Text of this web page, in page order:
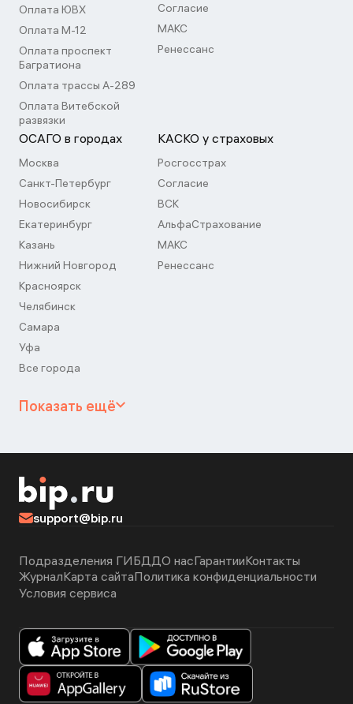
Оплата ЮВХ
Оплата М-12
Оплата проспект
Багратиона
Оплата трассы А-289
Оплата Витебской
развязки
Согласие
МАКС
Ренессанс
ОСАГО в городах
Москва
Санкт-Петербург
Новосибирск
Екатеринбург
Казань
Нижний Новгород
Красноярск
Челябинск
Самара
Уфа
Все города
КАСКО у страховых
Росгосстрах
Согласие
ВСК
АльфаСтрахование
МАКС
Ренессанс
Показать ещё
support@bip.ru
Подразделения ГИБДДО насГарантииКонтакты
ЖурналКарта сайтаПолитика конфиденциальности
Условия сервиса